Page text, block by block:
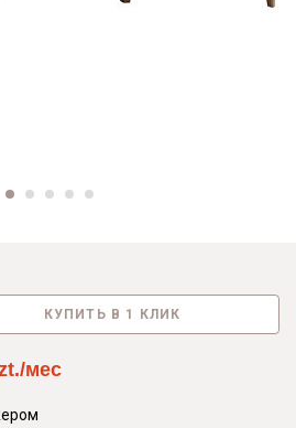
КУПИТЬ В 1 КЛИК
мес